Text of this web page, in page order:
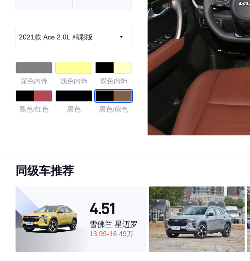
2021款 Ace 2.0L 精彩版
深色内饰 浅色内饰 双色内饰
黑色/红色 黑色 黑色/棕色
·内饰表现一般，低于77%同级车
·空间表现较为优秀，优于57%同级车
同级车推荐
4.51
雪佛兰 星迈罗
13.99-16.49万